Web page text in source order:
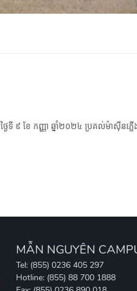
ថ្ងៃទី ៩ ខែ កញ្ញា ឆ្នាំ២០២៤ ប្រគល់ម៉ាស៊ីន
MẪN NGUYÊN
Tel: (855) 0236 405 297
Hotline: (855) 88 700 1888